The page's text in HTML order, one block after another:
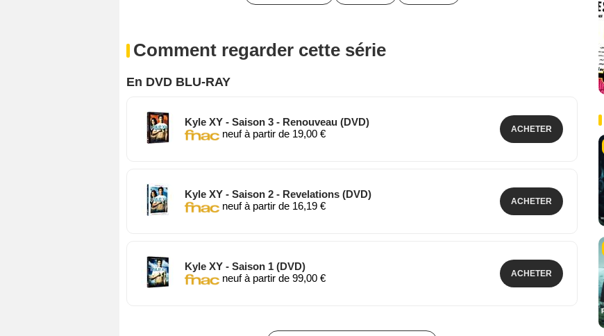
Comment regarder cette série
En DVD BLU-RAY
Kyle XY - Saison 3 - Renouveau (DVD)
neuf à partir de 19,00 €
ACHETER
Kyle XY - Saison 2 - Revelations (DVD)
neuf à partir de 16,19 €
ACHETER
Kyle XY - Saison 1 (DVD)
neuf à partir de 99,00 €
ACHETER